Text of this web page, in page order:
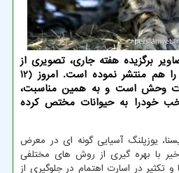
برگزیده هفته جاری، تصویری از
پیروز ـ یوزپلنگ آسیایی ـ را هم منتشر نموده است. امروز (12
وحش است و به همین مناسبت،
خودرا به حیوانات مختص کرده
یوزپلنگ آسیایی گونه ای در معرض
با بهره گیری از روش های مختلفی
تکثیر در اسارت اهتمام در جلوگیری از